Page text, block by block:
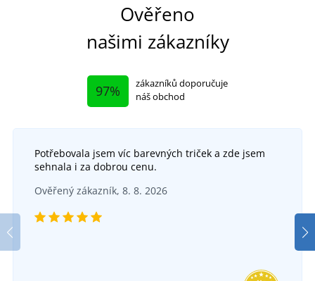
Ověřeno
našimi zákazníky
97%
zákazníků doporučuje
náš obchod
Potřebovala jsem víc barevných triček a zde jsem
sehnala i za dobrou cenu.
Ověřený zákazník, 8. 8. 2026